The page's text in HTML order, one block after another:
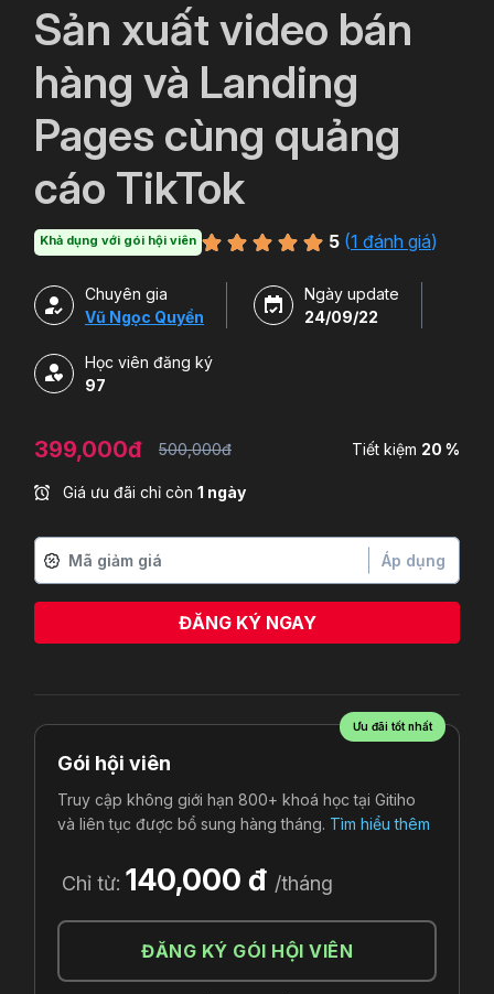
Sản xuất video bán
hàng và Landing
Pages cùng quảng
cáo TikTok
Khả dụng với gói hội viên 5 (1 đánh giá)
Chuyên gia
Vũ Ngọc Quyền
Ngày update
24/09/22
Học viên đăng ký
97
399,000đ 500,000đ Tiết kiệm 20 %
Giá ưu đãi chỉ còn 1 ngày
Áp dụng
ĐĂNG KÝ NGAY
Ưu đãi tốt nhất
Gói hội viên
Truy cập không giới hạn 800+ khoá học tại Gitiho
và liên tục được bổ sung hàng tháng. Tìm hiểu thêm
Chỉ từ: 140,000 đ /tháng
ĐĂNG KÝ GÓI HỘI VIÊN